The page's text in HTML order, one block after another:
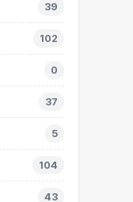
39
102
0
37
5
104
43